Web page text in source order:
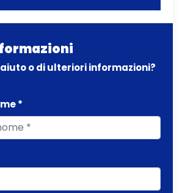
o di ulteriori informazioni?
*